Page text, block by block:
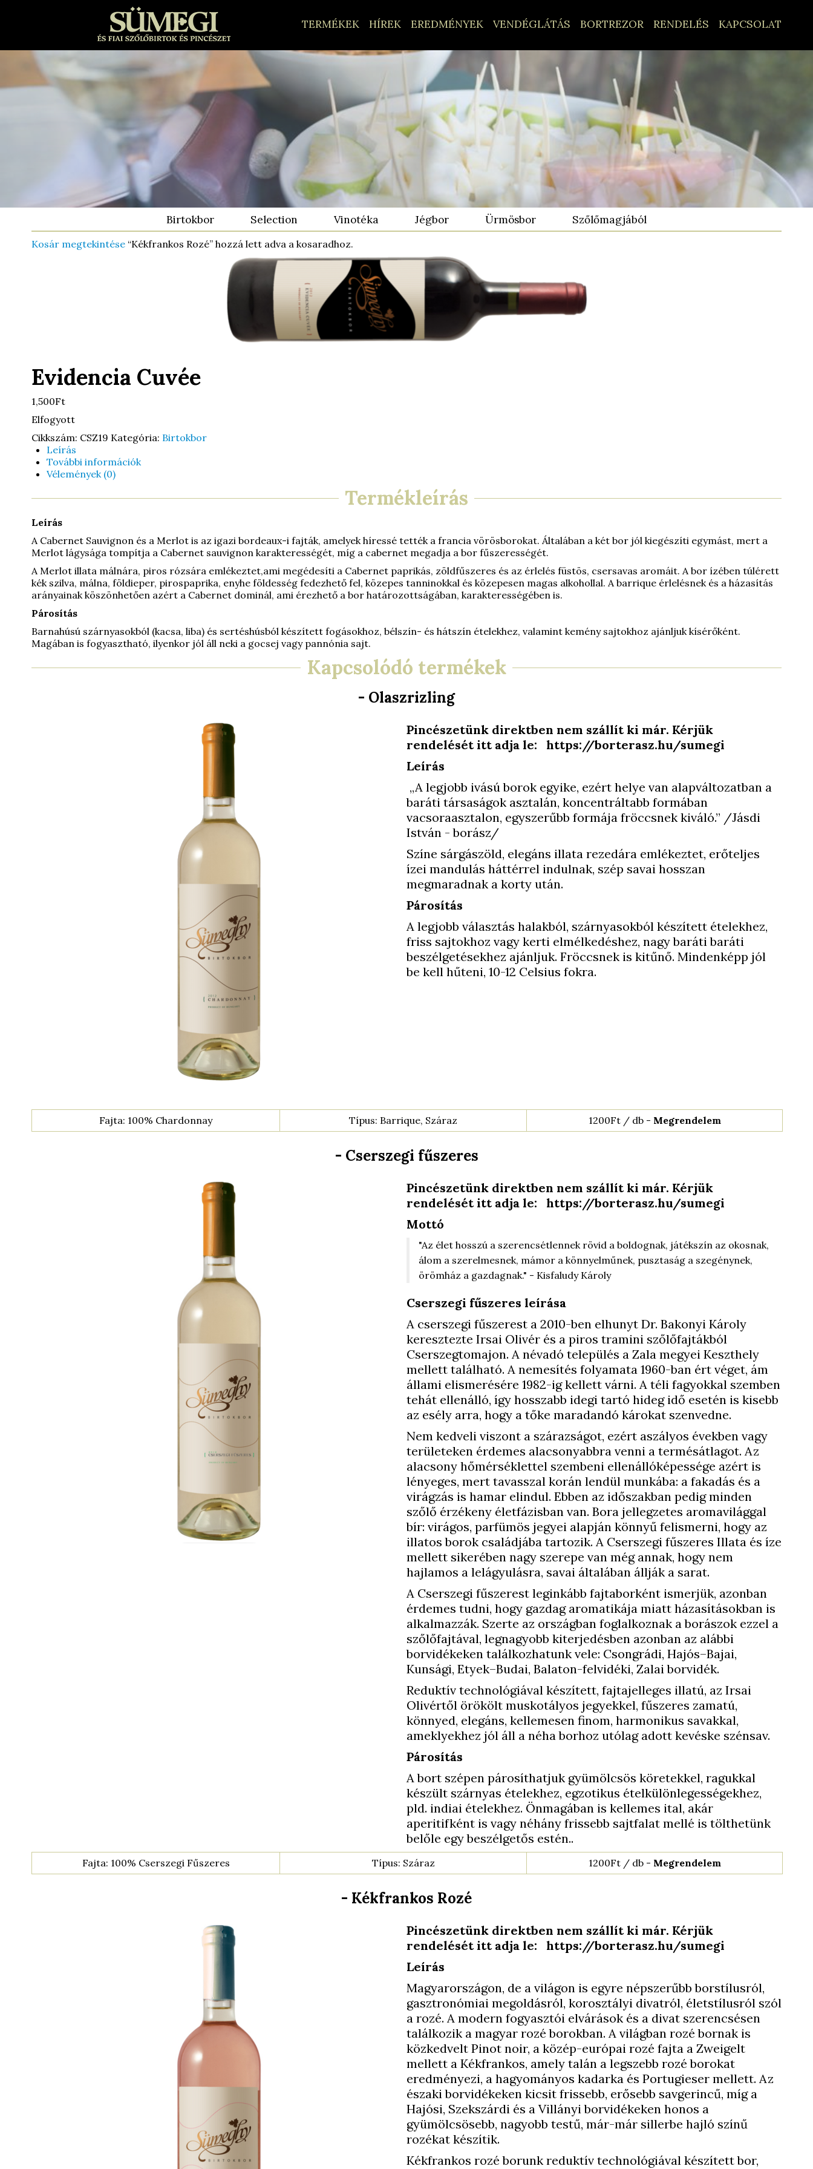
TERMÉKEK HÍREK EREDMÉNYEK VENDÉGLÁTÁS BORTREZOR RENDELÉS KAPCSOLAT
Birtokbor Selection Vinotéka Jégbor Ürmösbor Szőlőmagjából
Kosár megtekintése “Kékfrankos Rozé” hozzá lett adva a kosaradhoz.
Evidencia Cuvée
1,500Ft
Elfogyott
Cikkszám: CSZ19 Kategória: Birtokbor
Leírás
További információk
Vélemények (0)
Termékleírás
Leírás
A Cabernet Sauvignon és a Merlot is az igazi bordeaux-i fajták, amelyek híressé tették a francia vörösborokat. Általában a két bor jól kiegészíti egymást, mert a
Merlot lágysága tompítja a Cabernet sauvignon karakterességét, míg a cabernet megadja a bor fűszerességét.
A Merlot illata málnára, piros rózsára emlékeztet,ami megédesíti a Cabernet paprikás, zöldfűszeres és az érlelés füstös, csersavas aromáit. A bor ízében túlérett
kék szilva, málna, földieper, pirospaprika, enyhe földesség fedezhető fel, közepes tanninokkal és közepesen magas alkohollal. A barrique érlelésnek és a házasítás
arányainak köszönhetően azért a Cabernet dominál, ami érezhető a bor határozottságában, karakterességében is.
Párosítás
Barnahúsú szárnyasokból (kacsa, liba) és sertéshúsból készített fogásokhoz, bélszín- és hátszín ételekhez, valamint kemény sajtokhoz ajánljuk kísérőként.
Magában is fogyasztható, ilyenkor jól áll neki a gocsej vagy pannónia sajt.
Kapcsolódó termékek
- Olaszrizling
Pincészetünk direktben nem szállít ki már. Kérjük
rendelését itt adja le: https://borterasz.hu/sumegi
Leírás
„A legjobb ivású borok egyike, ezért helye van alapváltozatban a
baráti társaságok asztalán, koncentráltabb formában
vacsoraasztalon, egyszerűbb formája fröccsnek kiváló.” /Jásdi
István - borász/
Színe sárgászöld, elegáns illata rezedára emlékeztet, erőteljes
ízei mandulás háttérrel indulnak, szép savai hosszan
megmaradnak a korty után.
Párosítás
A legjobb választás halakból, szárnyasokból készített ételekhez,
friss sajtokhoz vagy kerti elmélkedéshez, nagy baráti baráti
beszélgetésekhez ajánljuk. Fröccsnek is kitűnő. Mindenképp jól
be kell hűteni, 10-12 Celsius fokra.
Fajta: 100% Chardonnay Típus: Barrique, Száraz 1200Ft / db - Megrendelem
- Cserszegi fűszeres
Pincészetünk direktben nem szállít ki már. Kérjük
rendelését itt adja le: https://borterasz.hu/sumegi
Mottó
"Az élet hosszú a szerencsétlennek rövid a boldognak, játékszín az okosnak,
álom a szerelmesnek, mámor a könnyelműnek, pusztaság a szegénynek,
örömház a gazdagnak." - Kisfaludy Károly
Cserszegi fűszeres leírása
A cserszegi fűszerest a 2010-ben elhunyt Dr. Bakonyi Károly
keresztezte Irsai Olivér és a piros tramini szőlőfajtákból
Cserszegtomajon. A névadó település a Zala megyei Keszthely
mellett található. A nemesítés folyamata 1960-ban ért véget, ám
állami elismerésére 1982-ig kellett várni. A téli fagyokkal szemben
tehát ellenálló, így hosszabb idegi tartó hideg idő esetén is kisebb
az esély arra, hogy a tőke maradandó károkat szenvedne.
Nem kedveli viszont a szárazságot, ezért aszályos években vagy
területeken érdemes alacsonyabbra venni a termésátlagot. Az
alacsony hőmérséklettel szembeni ellenállóképessége azért is
lényeges, mert tavasszal korán lendül munkába: a fakadás és a
virágzás is hamar elindul. Ebben az időszakban pedig minden
szőlő érzékeny életfázisban van. Bora jellegzetes aromavilággal
bír: virágos, parfümös jegyei alapján könnyű felismerni, hogy az
illatos borok családjába tartozik. A Cserszegi fűszeres Illata és íze
mellett sikerében nagy szerepe van még annak, hogy nem
hajlamos a lelágyulásra, savai általában állják a sarat.
A Cserszegi fűszerest leginkább fajtaborként ismerjük, azonban
érdemes tudni, hogy gazdag aromatikája miatt házasításokban is
alkalmazzák. Szerte az országban foglalkoznak a borászok ezzel a
szőlőfajtával, legnagyobb kiterjedésben azonban az alábbi
borvidékeken találkozhatunk vele: Csongrádi, Hajós–Bajai,
Kunsági, Etyek–Budai, Balaton-felvidéki, Zalai borvidék.
Reduktív technológiával készített, fajtajelleges illatú, az Irsai
Olivértől örökölt muskotályos jegyekkel, fűszeres zamatú,
könnyed, elegáns, kellemesen finom, harmonikus savakkal,
ameklyekhez jól áll a néha borhoz utólag adott kevéske szénsav.
Párosítás
A bort szépen párosíthatjuk gyümölcsös köretekkel, ragukkal
készült szárnyas ételekhez, egzotikus ételkülönlegességekhez,
pld. indiai ételekhez. Önmagában is kellemes ital, akár
aperitifként is vagy néhány frissebb sajtfalat mellé is tölthetünk
belőle egy beszélgetős estén..
Fajta: 100% Cserszegi Fűszeres Típus: Száraz 1200Ft / db - Megrendelem
- Kékfrankos Rozé
Pincészetünk direktben nem szállít ki már. Kérjük
rendelését itt adja le: https://borterasz.hu/sumegi
Leírás
Magyarországon, de a világon is egyre népszerűbb borstílusról,
gasztronómiai megoldásról, korosztályi divatról, életstílusról szól
a rozé. A modern fogyasztói elvárások és a divat szerencsésen
találkozik a magyar rozé borokban. A világban rozé bornak is
közkedvelt Pinot noir, a közép-európai rozé fajta a Zweigelt
mellett a Kékfrankos, amely talán a legszebb rozé borokat
eredményezi, a hagyományos kadarka és Portugieser mellett. Az
északi borvidékeken kicsit frissebb, erősebb savgerincű, míg a
Hajósi, Szekszárdi és a Villányi borvidékeken honos a
gyümölcsösebb, nagyobb testű, már-már sillerbe hajló színű
rozékat készítik.
Kékfrankos rozé borunk reduktív technológiával készített bor,